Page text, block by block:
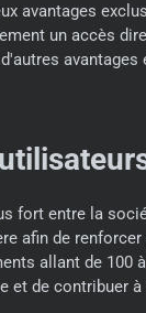
avantages
un accès
fort entre la
afin de renforcer
allant de 100
et de contribuer